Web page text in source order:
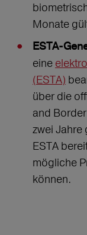
Monate
ESTA-
eine
(ESTA)
über die
and
zwei Jahre
ESTA
mögliche
können.